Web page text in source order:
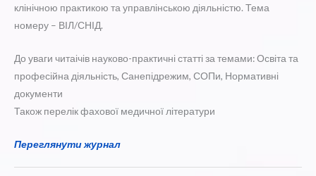
клінічною практикою та управлінською діяльністю. Тема
номеру – ВІЛ/СНІД.
До уваги читаічів науково-практичні статті за темами: Освіта та
професійна діяльність, Санепідрежим, СОПи, Нормативні
документи
Також перелік фахової медичної літератури
Переглянути журнал